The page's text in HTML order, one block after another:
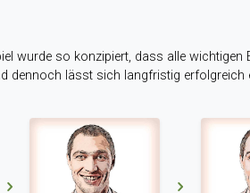
wurde so konzipiert, dass alle wichtigen
dennoch lässt sich langfristig erfolgreich